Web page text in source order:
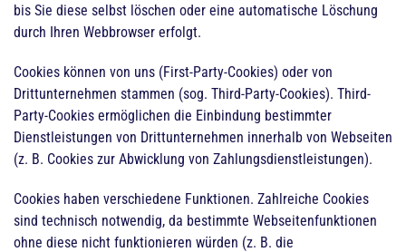
bis Sie diese selbst löschen oder eine automatische Löschung
durch Ihren Webbrowser erfolgt.
Cookies können von uns (First-Party-Cookies) oder von
Drittunternehmen stammen (sog. Third-Party-Cookies). Third-
Party-Cookies ermöglichen die Einbindung bestimmter
Dienstleistungen von Drittunternehmen innerhalb von Webseiten
(z. B. Cookies zur Abwicklung von Zahlungsdienstleistungen).
Cookies haben verschiedene Funktionen. Zahlreiche Cookies
sind technisch notwendig, da bestimmte Webseitenfunktionen
ohne diese nicht funktionieren würden (z. B. die